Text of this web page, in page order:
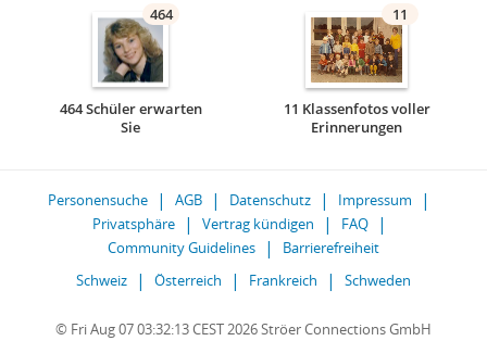
464
464 Schüler erwarten
Sie
11
11 Klassenfotos voller
Erinnerungen
Personensuche AGB Datenschutz
Impressum
Privatsphäre
Vertrag kündigen
FAQ
Community Guidelines
Barrierefreiheit
Schweiz
Österreich Frankreich Schweden
© Fri Aug 07 03:32:13 CEST 2026 Ströer Connections GmbH